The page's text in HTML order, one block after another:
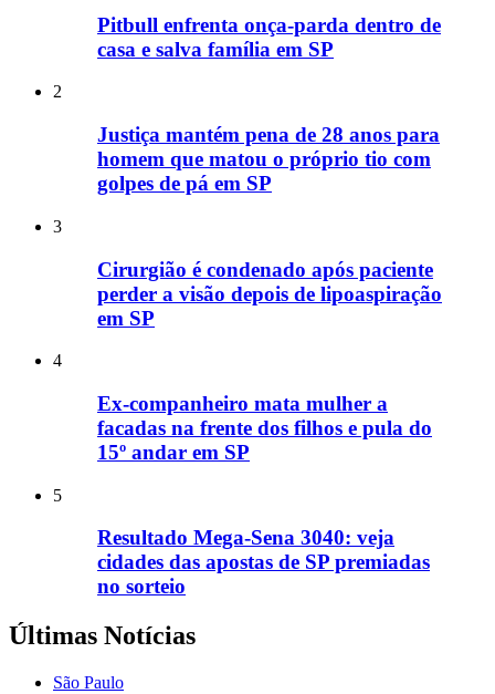
Pitbull enfrenta onça-parda dentro de
casa e salva família em SP
2
Justiça mantém pena de 28 anos para
homem que matou o próprio tio com
golpes de pá em SP
3
Cirurgião é condenado após paciente
perder a visão depois de lipoaspiração
em SP
4
Ex-companheiro mata mulher a
facadas na frente dos filhos e pula do
15º andar em SP
5
Resultado Mega-Sena 3040: veja
cidades das apostas de SP premiadas
no sorteio
Últimas Notícias
São Paulo